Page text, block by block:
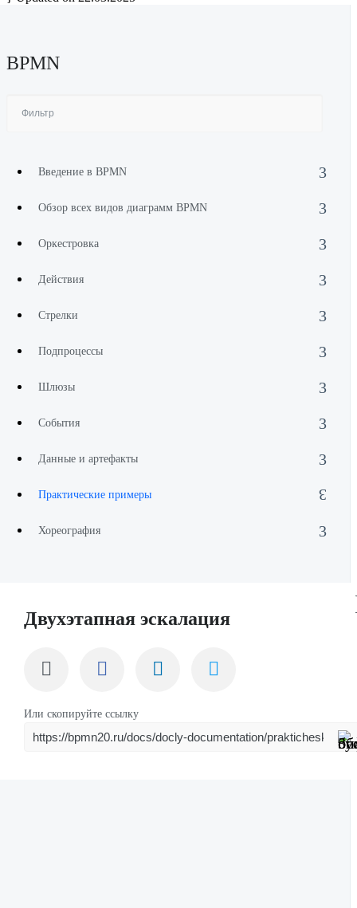
BPMN
Введение в BPMN
Обзор всех видов диаграмм BPMN
Оркестровка
Действия
Стрелки
Подпроцессы
Шлюзы
События
Данные и артефакты
Практические примеры
Хореография
Двухэтапная эскалация
Или скопируйте ссылку